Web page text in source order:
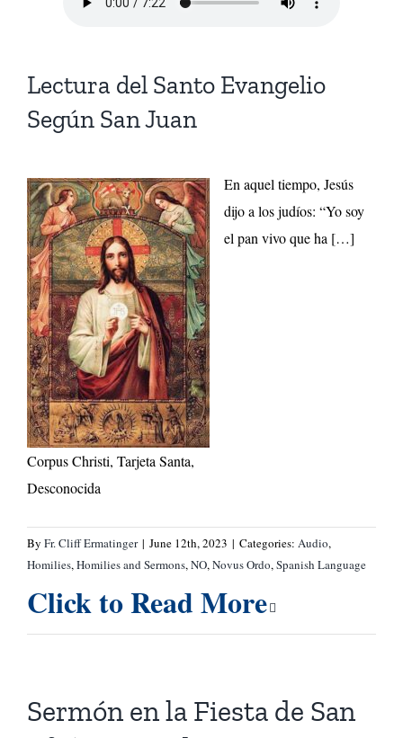
Lectura del Santo Evangelio
Según San Juan
Corpus Christi, Tarjeta Santa,
Desconocida
En aquel tiempo, Jesús
dijo a los judíos: “Yo soy
el pan vivo que ha […]
By Fr. Cliff Ermatinger | June 12th, 2023 | Categories: Audio,
Homilies,Homilies and Sermons,NO,Novus Ordo,Spanish Language
Click to Read More
Sermón en la Fiesta de San